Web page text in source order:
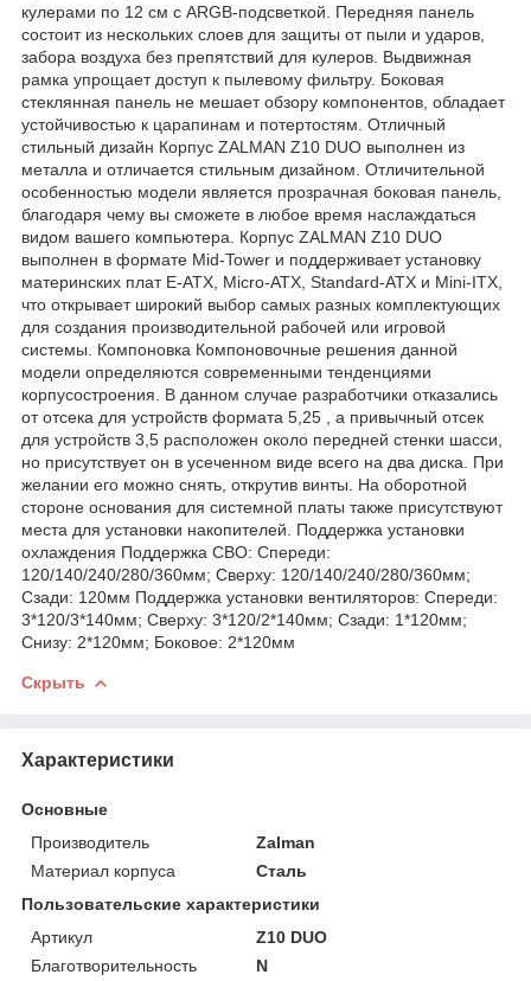
кулерами по 12 см с ARGB-подсветкой. Передняя панель
состоит из нескольких слоев для защиты от пыли и ударов,
забора воздуха без препятствий для кулеров. Выдвижная
рамка упрощает доступ к пылевому фильтру. Боковая
стеклянная панель не мешает обзору компонентов, обладает
устойчивостью к царапинам и потертостям. Отличный
стильный дизайн Корпус ZALMAN Z10 DUO выполнен из
металла и отличается стильным дизайном. Отличительной
особенностью модели является прозрачная боковая панель,
благодаря чему вы сможете в любое время наслаждаться
видом вашего компьютера. Корпус ZALMAN Z10 DUO
выполнен в формате Mid-Tower и поддерживает установку
материнских плат E-ATX, Micro-ATX, Standard-ATX и Mini-ITX,
что открывает широкий выбор самых разных комплектующих
для создания производительной рабочей или игровой
системы. Компоновка Компоновочные решения данной
модели определяются современными тенденциями
корпусостроения. В данном случае разработчики отказались
от отсека для устройств формата 5,25 , а привычный отсек
для устройств 3,5 расположен около передней стенки шасси,
но присутствует он в усеченном виде всего на два диска. При
желании его можно снять, открутив винты. На оборотной
стороне основания для системной платы также присутствуют
места для установки накопителей. Поддержка установки
охлаждения Поддержка СВО: Спереди:
120/140/240/280/360мм; Сверху: 120/140/240/280/360мм;
Сзади: 120мм Поддержка установки вентиляторов: Спереди:
3*120/3*140мм; Сверху: 3*120/2*140мм; Сзади: 1*120мм;
Снизу: 2*120мм; Боковое: 2*120мм
Скрыть
Характеристики
Основные
Производитель
Zalman
Материал корпуса
Сталь
Пользовательские характеристики
Артикул
Z10 DUO
Благотворительность
N